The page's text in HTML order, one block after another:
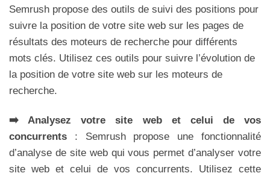
Semrush propose des outils de suivi des positions pour
suivre la position de votre site web sur les pages de
résultats des moteurs de recherche pour différents
mots clés. Utilisez ces outils pour suivre l’évolution de
la position de votre site web sur les moteurs de
recherche.
➡️ Analysez votre site web et celui de vos
concurrents : Semrush propose une fonctionnalité
d’analyse de site web qui vous permet d’analyser votre
site web et celui de vos concurrents. Utilisez cette